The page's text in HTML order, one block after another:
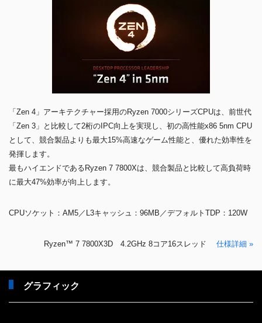
「Zen 4」アーキテクチャー採用のRyzen 7000シリーズCPUは、前世代
「Zen 3」と比較して2桁のIPC向上を実現し、初の高性能x86 5nm CPU
として、競合製品よりも最大15%高速なゲーム性能と、優れた効率性を
発揮します。
最もハイエンドであるRyzen 7 7800Xは、競合製品と比較して高負荷時
に最大47%効率が向上します。
CPUソケット：AM5／L3キャッシュ：96MB／デフォルトTDP：120W
Ryzen™ 7 7800X3D 4.2GHz 8コア16スレッド 仕様詳細 »
グラフィック